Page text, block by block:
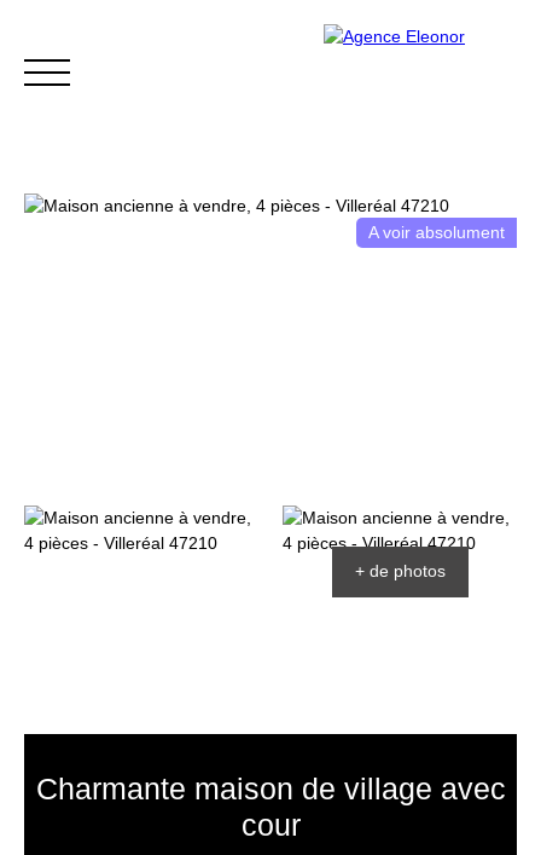
A voir absolument
+ de photos
Charmante maison de village avec
cour